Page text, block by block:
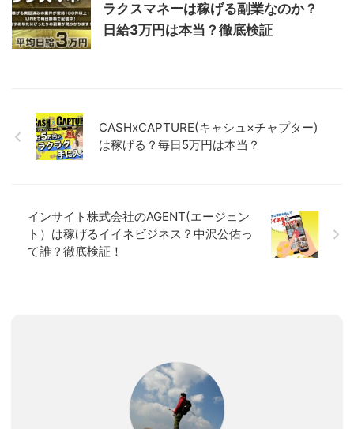
ラクスマネーは稼げる副業なのか？
日給3万円は本当？徹底検証
CASHxCAPTURE(キャシュ×チャプター)
は稼げる？毎日5万円は本当？
インサイト株式会社のAGENT(エージェン
ト）は稼げるイイネビジネス？中沢公佑っ
て誰？徹底検証！